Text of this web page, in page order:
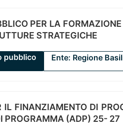
PER LA
STRATEGICHE
pubblico Ente: Regione
IL FINANZIAMENTO DI
PROGRAMMA (ADP) 25- 27